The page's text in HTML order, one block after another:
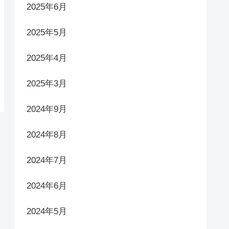
2025年6月
2025年5月
2025年4月
2025年3月
2024年9月
2024年8月
2024年7月
2024年6月
2024年5月